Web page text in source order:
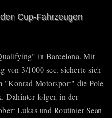
Cup-Fahrzeugen
in Barcelona. Mit
von 3/1000 sec. sicherte sich
"Konrad Motorsport" die Pole
Dahinter folgen in der
Lukas und Routinier Sean